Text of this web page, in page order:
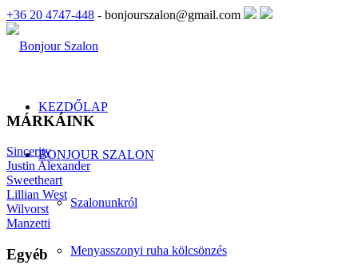
+36 20 4747-448 - bonjourszalon@gmail.com
KEZDŐLAP
BONJOUR SZALON
Szalonunkról
Menyasszonyi ruha kölcsönzés
MÁRKÁINK
Sincerity
Justin Alexander
Sweetheart
Lillian West
Wilvorst
Manzetti
Egyéb